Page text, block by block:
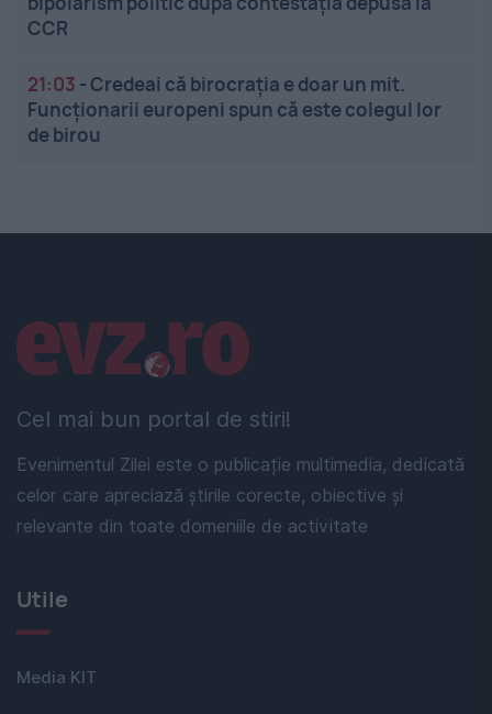
CCR
21:03 -Credeai că birocrația e doar un mit.
Funcționarii europeni spun că este colegul lor
de birou
Cel mai bun portal de stiri!
Evenimentul Zilei este o publicație multimedia, dedicată
celor care apreciază știrile corecte, obiective și
relevante din toate domeniile de activitate
Linkuri utile
Utile
Media KIT